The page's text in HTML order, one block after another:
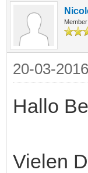
Member
20-03-
Hallo
Vielen